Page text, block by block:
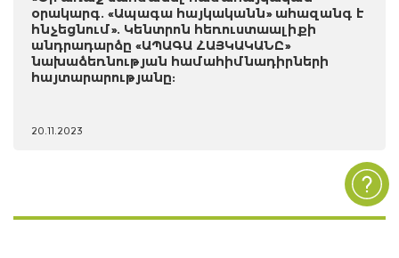
օրակարգ. «Ապագա հայկականն» ահազանգ է
հնչեցնում». Կենտրոն հեռուստաալիքի
անդրադարձը «ԱՊԱԳԱ ՀԱՅԿԱԿԱՆԸ»
նախաձեռնության համահիմնադիրների
հայտարարությանը:
20.11.2023